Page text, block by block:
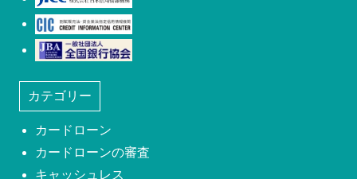
カテゴリー
カードローン
カードローンの審査
キャッシュレス